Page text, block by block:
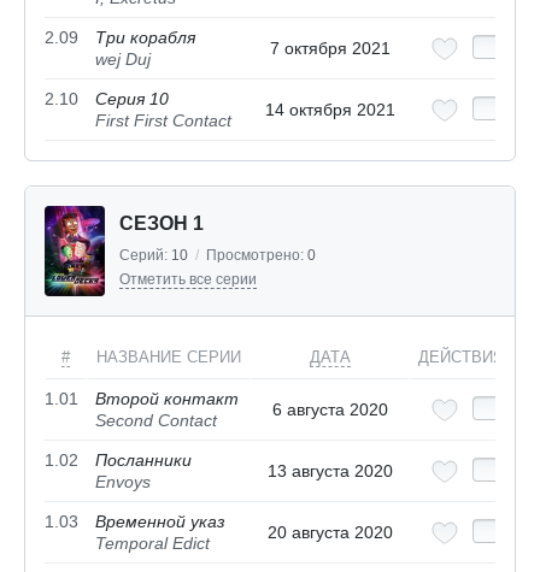
2.09
Три корабля
wej Duj
7 октября 2021
2.10
Серия 10
First First Contact
14 октября 2021
СЕЗОН 1
Серий: 10 / Просмотрено: 0
Отметить все серии
# НАЗВАНИЕ СЕРИИ ДАТА ДЕЙСТВИЯ
1.01
Второй контакт
Second Contact
6 августа 2020
1.02
Посланники
Envoys
13 августа 2020
1.03
Временной указ
Temporal Edict
20 августа 2020